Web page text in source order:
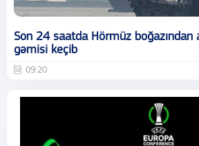
Son 24 saatda Hörmüz boğazından
gəmisi keçib
09:20